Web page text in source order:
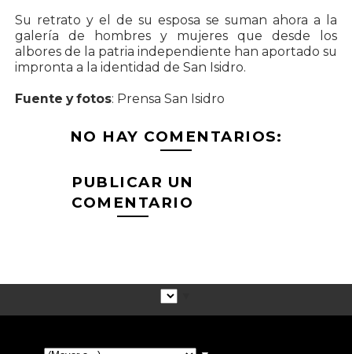
Su retrato y el de su esposa se suman ahora a la
galería de hombres y mujeres que desde los
albores de la patria independiente han aportado su
impronta a la identidad de San Isidro.
Fuente y fotos: Prensa San Isidro
NO HAY COMENTARIOS:
PUBLICAR UN
COMENTARIO